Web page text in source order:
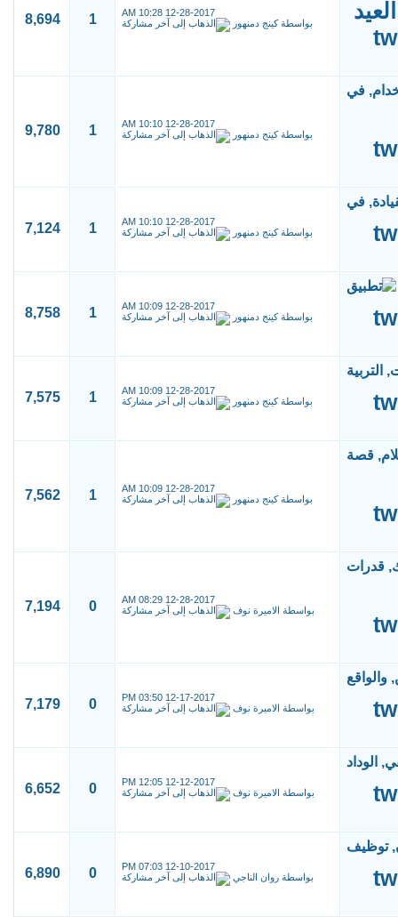
12-28-2017
10:28 AM
بواسطةكينج دمنهور 1
8,694
12-28-2017
10:10 AM
بواسطةكينج دمنهور 1
9,780
12-28-2017
10:10 AM
بواسطةكينج دمنهور 1
7,124
12-28-2017
10:09 AM
بواسطةكينج دمنهور 1
8,758
12-28-2017
10:09 AM
بواسطةكينج دمنهور 1
7,575
12-28-2017
10:09 AM
بواسطةكينج دمنهور 1
7,562
12-28-2017
08:29 AM
بواسطة الاميرة نوف 0
7,194
12-17-2017
03:50 PM
بواسطة الاميرة نوف 0
7,179
12-12-2017
12:05 PM
بواسطة الاميرة نوف 0
6,652
12-10-2017
07:03 PM
بواسطة روان الناجي 0
6,890